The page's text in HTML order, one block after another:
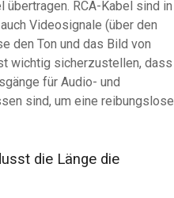
RCA-Kabel sind in
Videosignale (über den
den Ton und das Bild von
wichtig sicherzustellen, dass
für Audio- und
sind, um eine reibungslose
die Länge die